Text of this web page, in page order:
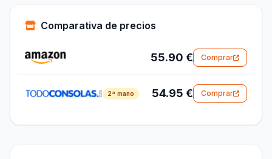
Comparativa de precios
55.90 € Comprar
2ª mano 54.95 € Comprar